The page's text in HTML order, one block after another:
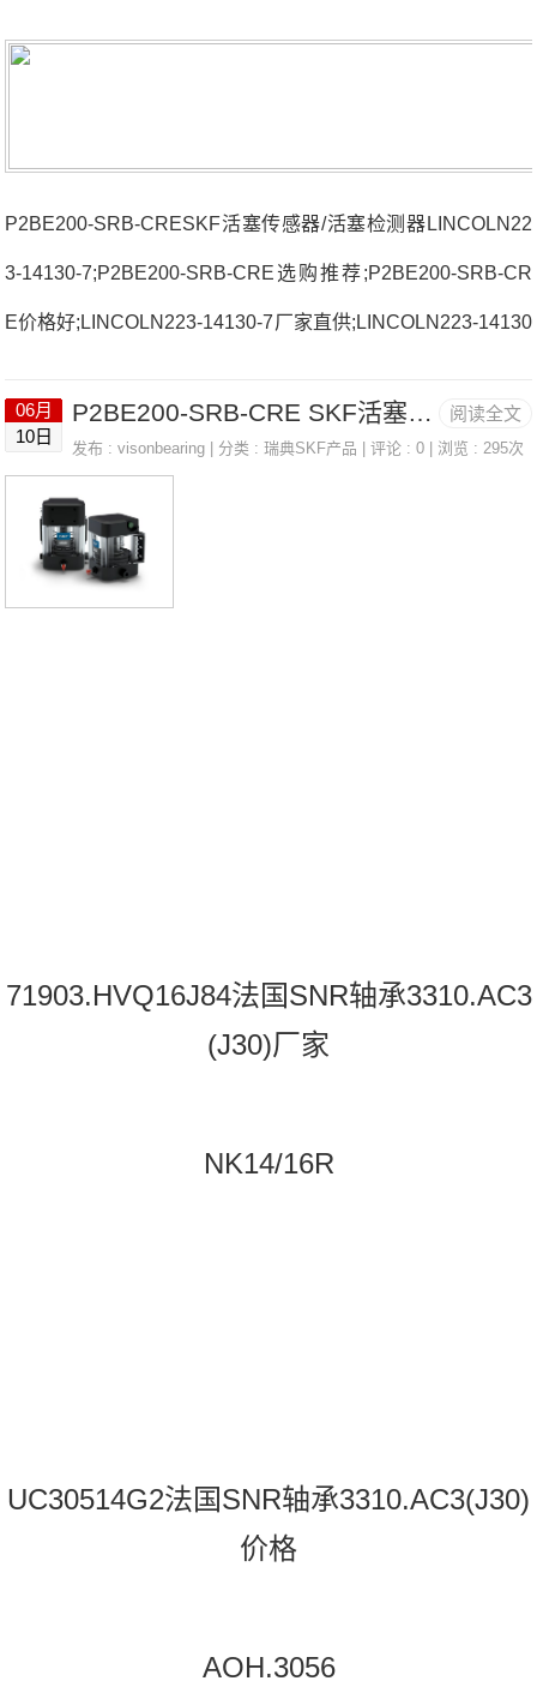
P2BE200-SRB-CRESKF活塞传感器/活塞检测器LINCOLN22
3-14130-7;P2BE200-SRB-CRE选购推荐;P2BE200-SRB-CR
E价格好;LINCOLN223-14130-7厂家直供;LINCOLN223-14130
LLH/3ASF318法国SNR轴承3310.AC3(J30)价格22328UAL1K
10.AC3(J30)价格,3310.AC3(J30)采购 热销型号推荐：3310.A
C3(J30)，CB224M80H RK6-3
阅读全文
06月
10日
P2BE200-SRB-CRE SKF活塞传感器/活塞检测器 LINCOLN 223-14130-7
发布 :visonbearing | 分类 :瑞典SKF产品 | 评论 : 0 | 浏览 : 295次
71903.HVQ16J84法国SNR轴承3310.AC3
(J30)厂家
NK14/16R
UC30514G2法国SNR轴承3310.AC3(J30)
价格
AOH.3056